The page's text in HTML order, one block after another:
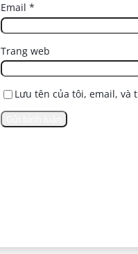
Email *
Trang web
Lưu tên của tôi, email,